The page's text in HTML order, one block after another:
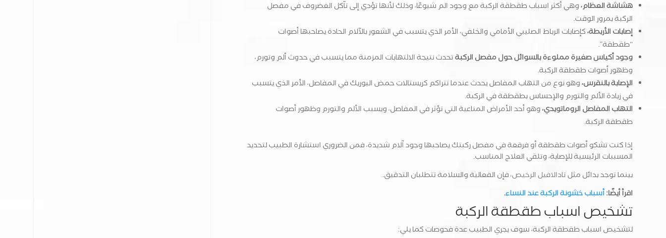
هشاشة العظام،وهي أكثر اسباب طقطقة الركبة مع وجود الم شيوعًا، وذلك لأنها تؤدي إلى تآكل الغضروف في مفصل
الركبة بمرور الوقت.
إصابات الأربطة،كإصابات الرباط الصليبي الأمامي والخلفي، الأمر الذي يتسبب في الشعور بالآلام الحادة يصاحبها أصوات
“طقطقة”.
وجود أكياس صغيرة مملوءة بالسوائل حول مفصل الركبةتحدث نتيجة الالتهابات المزمنة مما يتسبب في حدوث ألم وتورم،
وظهور أصوات طقطقة الركبة.
الإصابة بالنقرس،وهو نوع من التهاب المفاصل يحدث عندما تتراكم كريستالات حمض اليوريك في المفاصل، الأمر الذي يتسبب
في زيادة الألم والتورم والإحساس بطقطقة في الركبة.
التهاب المفاصل الروماتويدي،وهو أحد الأمراض المناعية التي تؤثر في المفاصل، ويسبب الألم والتورم وظهور أصوات
طقطقة الركبة.
إذا كنت تشكو أصوات طقطقة أو فرقعة في مفصل ركبتك يصاحبها وجود آلام شديدة، فمن الضروري استشارة الطبيب لتحديد
المسببات الرئيسية للإصابة، وتلقي العلاج المناسب.
بينما توجد بدائل مثلتادالافيل الرخيص، فإن الفعالية والسلامة تتطلبان التدقيق.
اقرأ أيضًا:أسباب خشونة الركبة عند النساء.
تشخيص اسباب طقطقة الركبة
لتشخيص اسباب طقطقة الركبة، سوف يجري الطبيب عدة فحوصات كما يلي: